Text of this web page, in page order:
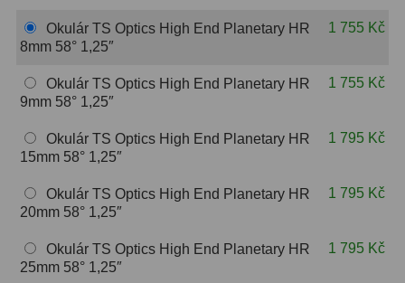
AstroFoto 284
Deep-Sky kamery
Guiding kamery14
T-kroužky
Adaptéry projekční
Adaptéry T239
Okulár TS Optics High End Planetary HR
8mm 58° 1,25″
1 755 Kč
Okulár TS Optics High End Planetary HR
9mm 58° 1,25″
1 755 Kč
Okulár TS Optics High End Planetary HR
15mm 58° 1,25″
1 795 Kč
Okulár TS Optics High End Planetary HR
20mm 58° 1,25″
1 795 Kč
Okulár TS Optics High End Planetary HR
25mm 58° 1,25″
1 795 Kč